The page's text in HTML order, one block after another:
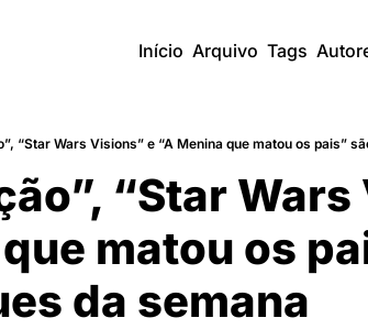
Início Arquivo Tags
“Star Wars Visions” e “A Menina que matou os pais”
“Star
matou os
da semana